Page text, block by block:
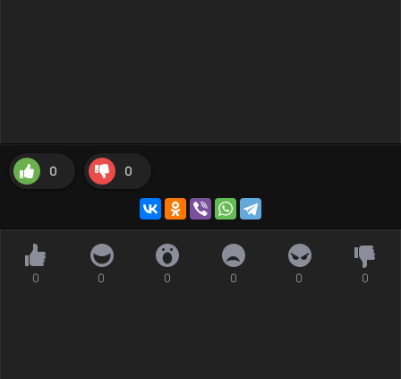
0 0
0 0 0 0 0 0